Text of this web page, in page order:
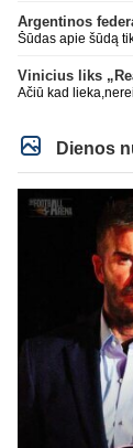
Šūdas apie šūdą
Vinicius liks
Ačiū kad
Dienos